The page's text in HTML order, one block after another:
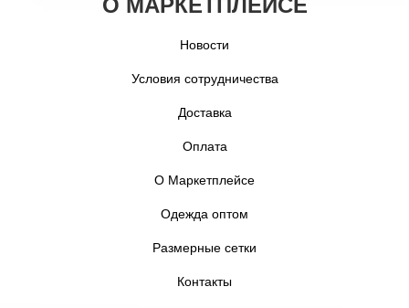
Новости
Условия сотрудничества
Доставка
Оплата
О Маркетплейсе
Одежда оптом
Размерные сетки
Контакты